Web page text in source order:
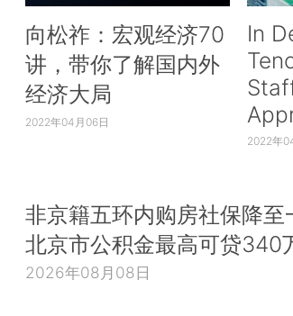
向松祚：宏观经济70
讲，带你了解国内外
经济大局
2022年04月06日
In
2022年
非京籍五环内购房社保降至
北京市公积金最高可贷340
2026年08月08日